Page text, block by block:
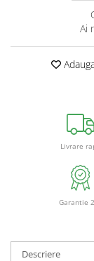
Ai
Livrare
Garantie
Descriere